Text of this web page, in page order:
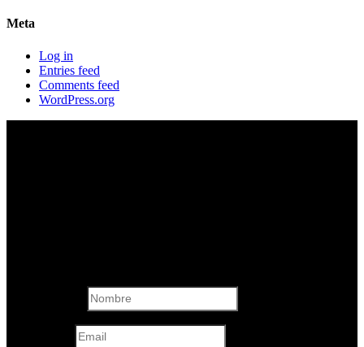
Meta
Log in
Entries feed
Comments feed
WordPress.org